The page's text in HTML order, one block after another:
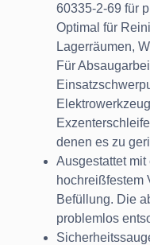
60335-2-69 für
Optimal für
Lagerräumen,
Für
denen es zu
Ausgestattet
hochreißfestem
Befüllung. Die
problemlos